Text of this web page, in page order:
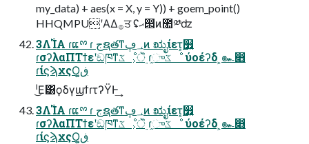
my_data) + aes(x = X, y = Y)) + goem_point()
HHQMPUʹΑΔ࡞ਤ ʢޙ൒ͷ಺༰ʣ
3Λ࢝ΊΑ͏ ɾແྉ ɾ جຊతͳ؀ڥͷ ಋೖίετ͕௿͍
ɾσʔλαΠΤϯεʹඞཁͳػೳ͕ॆ࣮ ɾ֦ுػೳ ύοέʔδ ͕๛෋
ɾίϛϡχςΟ͕ڧ͍
ˡ͜Ε͸ϙδγϣϯɾτʔΫͰ͢
3Λ࢝ΊΑ͏ ɾແྉ ɾ جຊతͳ؀ڥͷ ಋೖίετ͕௿͍
ɾσʔλαΠΤϯεʹඞཁͳػೳ͕ॆ࣮ ɾ֦ுػೳ ύοέʔδ ͕๛෋
ɾίϛϡχςΟ͕ڧ͍